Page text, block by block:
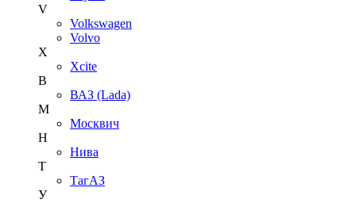
V
Volkswagen
Volvo
X
Xcite
В
ВАЗ (Lada)
М
Москвич
Н
Нива
Т
ТагАЗ
У